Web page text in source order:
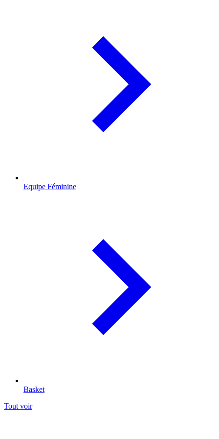
Equipe Féminine
Basket
Tout voir